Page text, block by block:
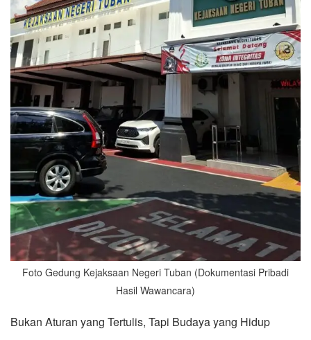
Foto Gedung Kejaksaan Negeri Tuban (Dokumentasi Pribadi
Hasil Wawancara)
Bukan Aturan yang Tertulis, Tapi Budaya yang Hidup